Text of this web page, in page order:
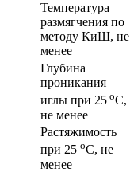
Температура
размягчения по
методу КиШ, не
менее
Глубина
проникания
иглы при 25 оС,
не менее
Растяжимость
при 25 оС, не
менее